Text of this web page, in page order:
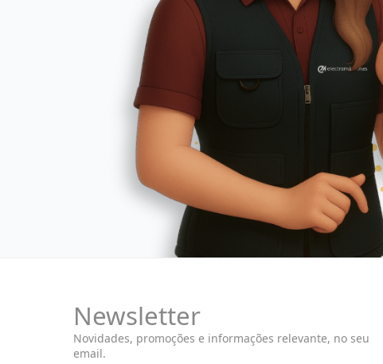
Newsletter
Novidades, promoções e informações relevante, no seu
email.